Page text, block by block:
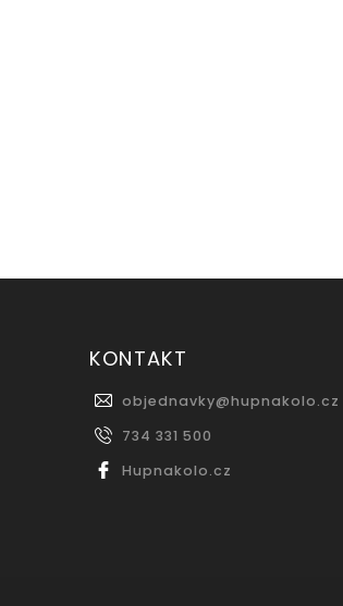
KONTAKT
objednavky@hupnakolo.cz
734 331 500
Hupnakolo.cz